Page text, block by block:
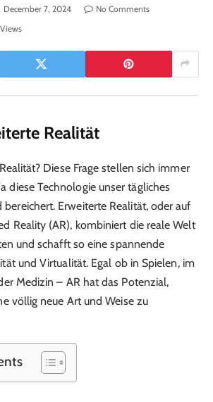
December 7, 2024
No Comments
Views
Realität
Diese Frage stellen sich immer
diese Technologie unser tägliches
Erweiterte Realität, oder auf
Reality (AR), kombiniert die reale Welt
und schafft so eine spannende
und Virtualität. Egal ob in Spielen, im
Medizin – AR hat das Potenzial,
völlig neue Art und Weise zu